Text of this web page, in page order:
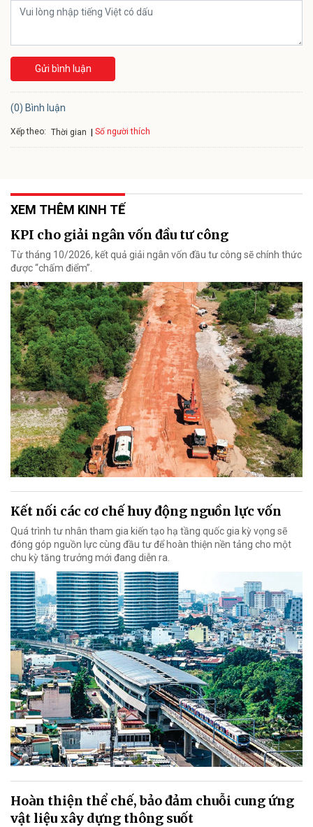
Gửi bình luận
(0) Bình luận
Xếp theo: Thời gian Số người thích
XEM THÊM KINH TẾ
KPI cho giải ngân vốn đầu tư công
Từ tháng 10/2026, kết quả giải ngân vốn đầu tư công sẽ chính thức
được “chấm điểm”.
Kết nối các cơ chế huy động nguồn lực vốn
Quá trình tư nhân tham gia kiến tạo hạ tầng quốc gia kỳ vọng sẽ
đóng góp nguồn lực cùng đầu tư để hoàn thiện nền tảng cho một
chu kỳ tăng trưởng mới đang diễn ra.
Hoàn thiện thể chế, bảo đảm chuỗi cung ứng
vật liệu xây dựng thông suốt